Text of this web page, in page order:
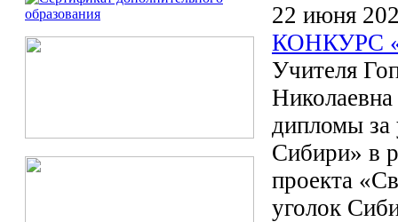
22 июня
КОНКУРС
Учителя
дипломы за
Сибири» в
проекта
уголок